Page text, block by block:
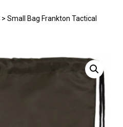
> Small Bag Frankton Tactical